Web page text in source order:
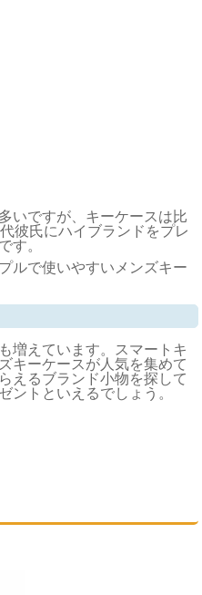
いですが、キーケースは比
彼氏にハイブランドをプレ
す。
ルで使いやすいメンズキー
増えています。スマートキ
キーケースが人気を集めて
えるブランド小物を探して
ントといえるでしょう。